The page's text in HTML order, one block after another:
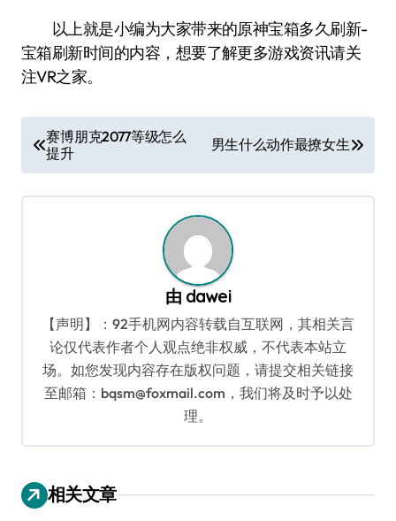
以上就是小编为大家带来的原神宝箱多久刷新-
宝箱刷新时间的内容，想要了解更多游戏资讯请关
注VR之家。
章
导
赛博朋克2077等级怎么
提升
男生什么动作最撩女生
由 dawei
【声明】：92手机网内容转载自互联网，其相关言
论仅代表作者个人观点绝非权威，不代表本站立
场。如您发现内容存在版权问题，请提交相关链接
至邮箱：bqsm@foxmail.com，我们将及时予以处
理。
相关文章